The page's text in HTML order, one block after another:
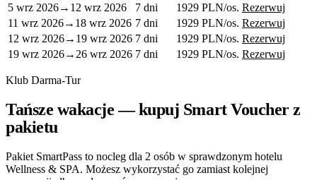
5 wrz 2026→ 12 wrz 2026 7 dni 1929 PLN/os. Rezerwuj
11 wrz 2026→ 18 wrz 2026 7 dni 1929 PLN/os. Rezerwuj
12 wrz 2026→ 19 wrz 2026 7 dni 1929 PLN/os. Rezerwuj
19 wrz 2026→ 26 wrz 2026 7 dni 1929 PLN/os. Rezerwuj
Klub Darma-Tur
Tańsze wakacje — kupuj Smart Voucher z
pakietu
Pakiet SmartPass to nocleg dla 2 osób w sprawdzonym hotelu
Wellness & SPA. Możesz wykorzystać go zamiast kolejnej